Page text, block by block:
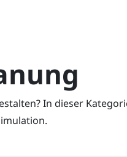
In dieser